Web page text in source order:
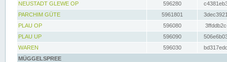
NEUSTADT GLEWE OP
596280
PARCHIM GÜTE
5961801
PLAU OP
596080
PLAU UP
596090
WAREN
596030
MÜGGELSPREE